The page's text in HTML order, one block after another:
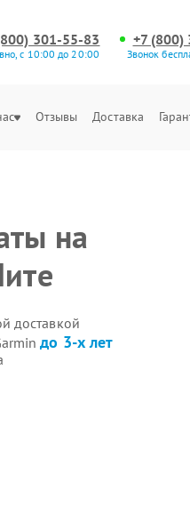
301-55-83
с 10:00 до 20:00
+7 (800)
Звонок
Отзывы Доставка
на
доставкой
до 3-х лет